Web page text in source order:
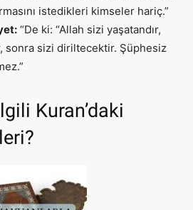
istedikleri kimseler hariç.”
“De ki: “Allah sizi yaşatandır,
sonra sizi diriltecektir. Şüphesiz
Kuran’daki